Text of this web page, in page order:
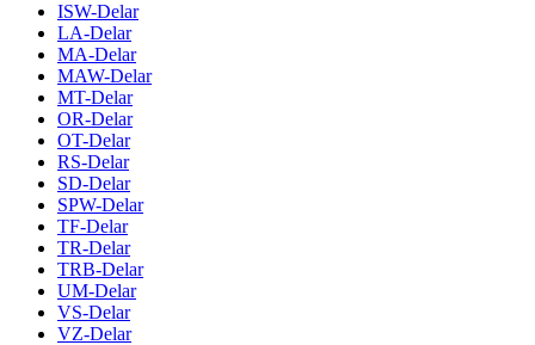
ISW-Delar
LA-Delar
MA-Delar
MAW-Delar
MT-Delar
OR-Delar
OT-Delar
RS-Delar
SD-Delar
SPW-Delar
TF-Delar
TR-Delar
TRB-Delar
UM-Delar
VS-Delar
VZ-Delar